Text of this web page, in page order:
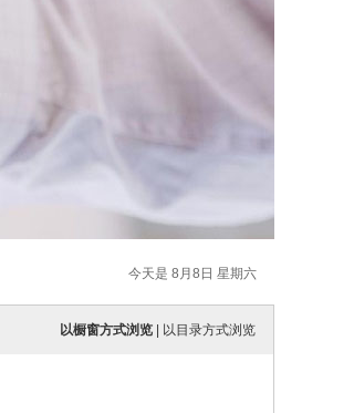
今天是 8月8日 星期六
以橱窗方式浏览 以目录方式浏览